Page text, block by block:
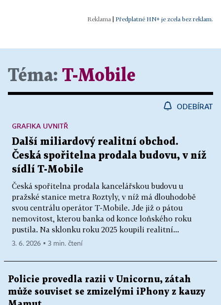
Předplatné HN+ je zcela bez reklam.
Téma: T-Mobile
ODEBÍRAT
Další miliardový realitní obchod.
Česká spořitelna prodala budovu, v níž
sídlí T-Mobile
Česká spořitelna prodala kancelářskou budovu u
pražské stanice metra Roztyly, v níž má dlouhodobě
svou centrálu operátor T-Mobile. Jde již o pátou
nemovitost, kterou banka od konce loňského roku
pustila. Na sklonku roku 2025 koupili realitní...
GRAFIKA UVNITŘ
3. 6. 2026 ▪ 3 min. čtení
Policie provedla razii v Unicornu, zátah
může souviset se zmizelými iPhony z kauzy